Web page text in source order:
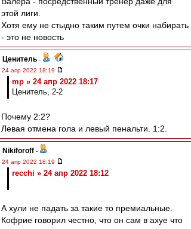
этой лиги.
Хотя ему не стыдно таким путем очки набирать
- это не новость
Ценитель -
24 апр 2022 18:19
mp » 24 апр 2022 18:17
Ценитель, 2-2
Почему 2:2?
Левая отмена гола и левый пенальти. 1:2.
Nikiforoff -
24 апр 2022 18:19
recchi » 24 апр 2022 18:12
А хули не падать за такие то премиальные.
Кофрие говорил честно, что он сам в ахуе что